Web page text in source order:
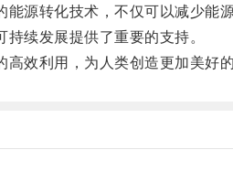
转化技术，不仅可以减少能源
续发展提供了重要的支持。
效利用，为人类创造更加美好的